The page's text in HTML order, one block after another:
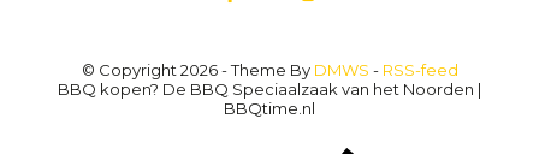
© Copyright 2026 - Theme By DMWS - RSS-feed
BBQ kopen? De BBQ Speciaalzaak van het Noorden |
BBQtime.nl